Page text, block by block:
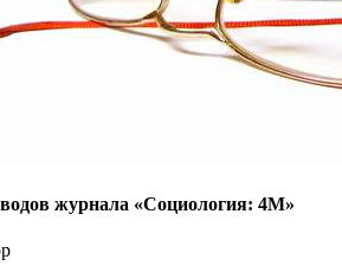
журнала «Социология: 4М»